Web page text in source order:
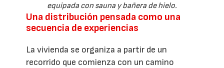
equipada con sauna y bañera de hielo.
Una distribución pensada como una
secuencia de experiencias
La vivienda se organiza a partir de un
recorrido que comienza con un camino